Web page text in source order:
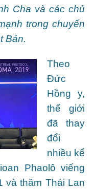
Cha và các chủ
trong chuyến
Bản.
Theo
Đức
Hồng y,
thế giới
đã thay
đổi
nhiều kể
Phaolô viếng
và thăm Thái Lan